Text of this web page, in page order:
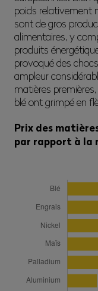
poids relativement
sont de gros
alimentaires, y
produits
provoqué des
ampleur
matières
blé ont grimpé en
Prix des
par rapport à la